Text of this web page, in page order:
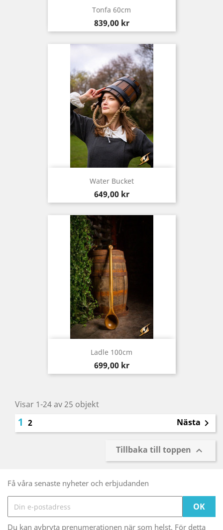
Tonfa 60cm
Pris
839,00 kr
Water Bucket
Pris
649,00 kr
Ladle 100cm
Pris
699,00 kr
Visar 1-24 av 25 objekt
1 2 Nästa 
Tillbaka till toppen 
Få våra senaste nyheter och erbjudanden
Du kan avbryta prenumerationen när som helst. För detta